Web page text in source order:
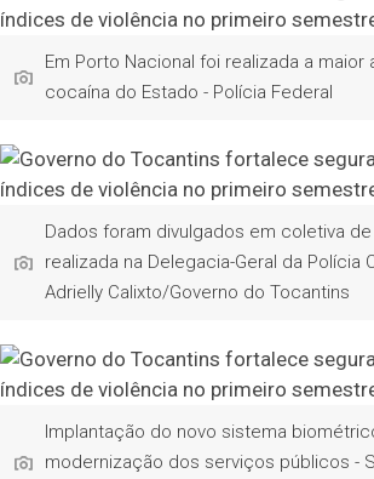
Em Porto Nacional foi realizada a maior
cocaína do Estado - Polícia Federal
Dados foram divulgados em coletiva
realizada na Delegacia-Geral da Polícia
Adrielly Calixto/Governo do Tocantins
Implantação do novo sistema
modernização dos serviços públicos -